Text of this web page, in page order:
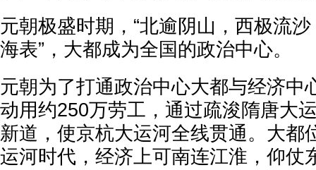
元朝极盛时期，“北逾阴山，西极流
海表”，大都成为全国的政治中心。
元朝为了打通政治中心大都与经济中
动用约250万劳工，通过疏浚隋唐大
新道，使京杭大运河全线贯通。大都
运河时代，经济上可南连江淮，仰仗